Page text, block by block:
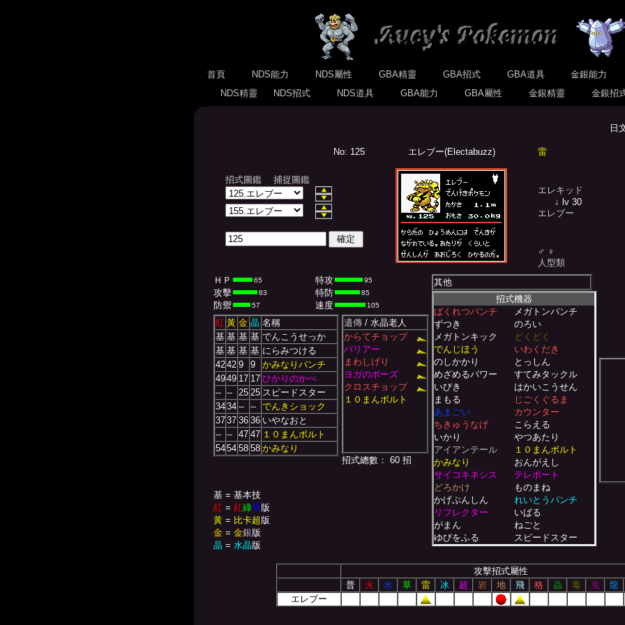
首頁 NDS能力 NDS屬性 GBA精靈 GBA招式 GBA道具
金銀能力
NDS精靈
NDS招式 NDS道具 GBA能力 GBA屬性 金銀精靈 金銀招
日
No: 125 エレブー(Electabuzz) 雷
招式圖鑑
捕捉圖鑑
エレキッド
↓ lv 30
エレブー
♂ ♀
人型類
ＨＰ
65 特攻 95
攻擊 83 特防 85
防禦 57 速度 105
其他
招式機器
ばくれつパンチ
メガトンパンチ
ずつき
のろい
メガトンキック
どくどく
でんじほう
いわくだき
のしかかり
とっしん
めざめるパワー
すてみタックル
いびき
はかいこうせん
まもる
じごくぐるま
あまごい
カウンター
ちきゅうなげ
こらえる
いかり
やつあたり
アイアンテール
１０まんボルト
かみなり
おんがえし
サイコキネシス
テレポート
どろかけ
ものまね
かげぶんしん
れいとうパンチ
リフレクター
いばる
がまん
ねごと
ゆびをふる
スピードスター
みきり
ねむる
メロメロ
でんじは
どろぼう
サイコウェーブ
ほのおのパンチ
みがわり
紅 黃 金 晶 名稱
基 基 基 基 でんこうせっか
基 基 基 基 にらみつける
4242 9 9
かみなりパンチ
4949 17 17 ひかりのかべ
-- -- 25 25 スピードスター
3434 -- --
でんきショック
3737 36 36 いやなおと
-- -- 47 47 １０まんボルト
5454 58 58 かみなり
基 = 基本技
紅 = 紅綠青版
黃= 比卡超 版
金= 金銀 版
晶 = 水晶 版
遺傳/ 水晶老人
からてチョップ
バリアー
まわしげり
ヨガのポーズ
クロスチョップ
１０まんボルト
招式總數： 60 招
攻擊招式屬性
普
火 水 草 雷 冰 超 岩 地 飛 格 蟲 毒 鬼
龍
エレブー